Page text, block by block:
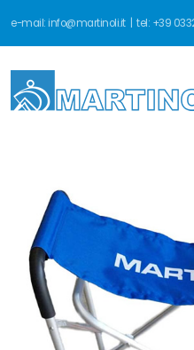
e-mail:info@martinoli.it| tel: +39